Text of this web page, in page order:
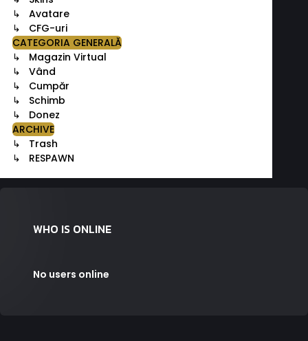
↳ Avatare
↳ CFG-uri
CATEGORIA GENERALĂ
↳ Magazin Virtual
↳ Vând
↳ Cumpăr
↳ Schimb
↳ Donez
ARCHIVE
↳ Trash
↳ RESPAWN
WHO IS ONLINE
No users online